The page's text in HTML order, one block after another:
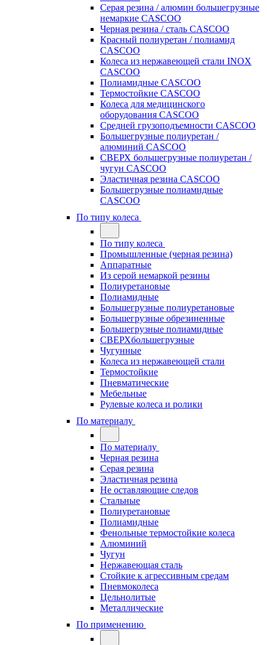
Серая резина / алюмин большегрузные
немаркие CASCOO
Черная резина / сталь CASCOO
Красный полиуретан / полиамид
CASCOO
Колеса из нержавеющей стали INOX
CASCOO
Полиамидные CASCOO
Термостойкие CASCOO
Колеса для медицинского
оборудования CASCOO
Средней грузоподъемности CASCOO
Большегрузные полиуретан /
алюминий CASCOO
СВЕРХ большегрузные полиуретан /
чугун CASCOO
Эластичная резина CASCOO
Большегрузные полиамидные
CASCOO
По типу колеса
По типу колеса
Промышленные (черная резина)
Аппаратные
Из серой немаркой резины
Полиуретановые
Полиамидные
Большегрузные полиуретановые
Большегрузные обрезиненные
Большегрузные полиамидные
СВЕРХбольшегрузные
Чугунные
Колеса из нержавеющей стали
Термостойкие
Пневматические
Мебельные
Рулевые колеса и ролики
По материалу
По материалу
Черная резина
Серая резина
Эластичная резина
Не оставляющие следов
Стальные
Полиуретановые
Полиамидные
Фенольные термостойкие колеса
Алюминий
Чугун
Нержавеющая сталь
Стойкие к агрессивным средам
Пневмоколеса
Цельнолитые
Металлические
По применению